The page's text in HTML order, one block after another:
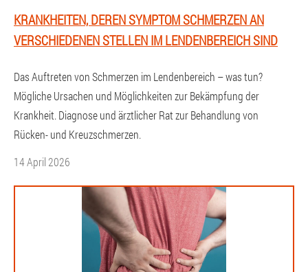
KRANKHEITEN, DEREN SYMPTOM SCHMERZEN AN
VERSCHIEDENEN STELLEN IM LENDENBEREICH SIND
Das Auftreten von Schmerzen im Lendenbereich – was tun?
Mögliche Ursachen und Möglichkeiten zur Bekämpfung der
Krankheit. Diagnose und ärztlicher Rat zur Behandlung von
Rücken- und Kreuzschmerzen.
14 April 2026